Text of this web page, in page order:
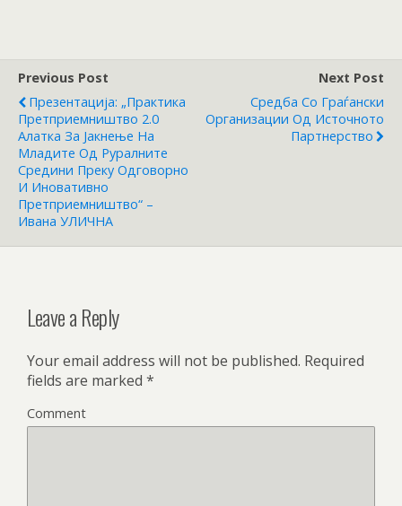
Previous Post
Презентација: „Практика
Претприемништво 2.0
Алатка За Јакнење На
Младите Од Руралните
Средини Преку Одговорно
И Иновативно
Претприемништво“ –
Ивана УЛИЧНА
Next Post
Средба Со Граѓански
Организации Од Источното
Партнерство
Leave a Reply
Your email address will not be published. Required
fields are marked *
Comment